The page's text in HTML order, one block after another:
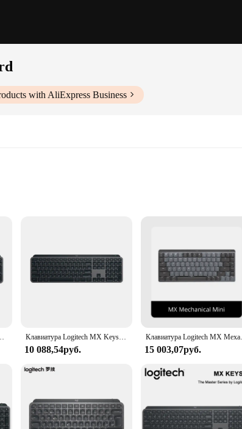
with AliExpress Business
connectivity and performance. It features a dual-mode
or desktop, the keyboard's advanced connectivity allows for
shared spaces or require a distraction-free environment.
any workspace, making it a stylish addition to your
who demand efficiency and convenience. The MX Keys
allows for unrestricted movement, making it perfect for
right out of the box. As a wholesale vendor or supplier, this
точное тихое наборы, программируемая клавиатура с подсветкой Клавиатура Logitech MX Keys S Bluetooth Беспроводная перезаряжаемая портативная с перекрестным экраном для ноутбука MAC
10 088,54руб.
Клавиатура Logitech
15 003,07руб.